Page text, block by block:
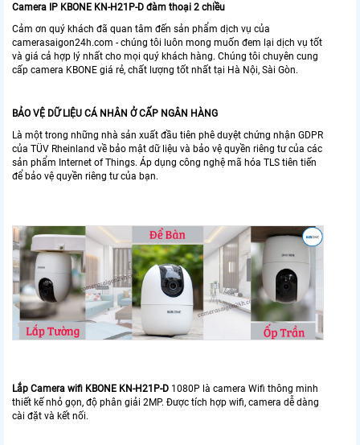
Camera IP KBONE KN-H21P-D đàm thoại 2 chiều
Cảm ơn quý khách đã quan tâm đến sản phẩm dịch vụ của
camerasaigon24h.com - chúng tôi luôn mong muốn đem lại dịch vụ tốt
và giá cả hợp lý nhất cho mọi quý khách hàng. Chúng tôi chuyên cung
cấp camera KBONE giá rẻ, chất lượng tốt nhất tại Hà Nội, Sài Gòn.
BẢO VỆ DỮ LIỆU CÁ NHÂN Ở CẤP NGÂN HÀNG
Là một trong những nhà sản xuất đầu tiên phê duyệt chứng nhận GDPR
của TÜV Rheinland về bảo mật dữ liệu và bảo vệ quyền riêng tư của các
sản phẩm Internet of Things. Áp dụng công nghệ mã hóa TLS tiên tiến
để bảo vệ quyền riêng tư của bạn.
Lắp Camera wifi KBONE KN-H21P-D 1080P là camera Wifi thông minh
thiết kế nhỏ gọn, độ phân giải 2MP. Được tích hợp wifi, camera dễ dàng
cài đặt và kết nối.